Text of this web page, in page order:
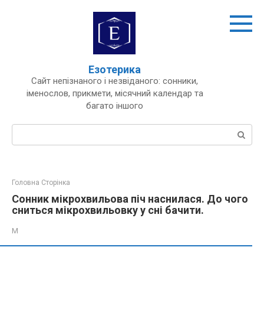
Езотерика
Сайт непізнаного і незвіданого: сонники,
іменослов, прикмети, місячний календар та
багато іншого
Пошук:
Головна Сторінка
Сонник мікрохвильова піч наснилася. До чого
сниться мікрохвильовку у сні бачити.
М